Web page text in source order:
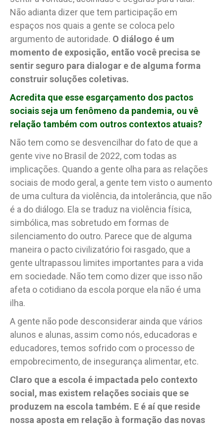
Não adianta dizer que tem participação em
espaços nos quais a gente se coloca pelo
argumento de autoridade. O diálogo é um
momento de exposição, então você precisa se
sentir seguro para dialogar e de alguma forma
construir soluções coletivas.
Acredita que esse esgarçamento dos pactos
sociais seja um fenômeno da pandemia, ou vê
relação também com outros contextos atuais?
Não tem como se desvencilhar do fato de que a
gente vive no Brasil de 2022, com todas as
implicações. Quando a gente olha para as relações
sociais de modo geral, a gente tem visto o aumento
de uma cultura da violência, da intolerância, que não
é a do diálogo. Ela se traduz na violência física,
simbólica, mas sobretudo em formas de
silenciamento do outro. Parece que de alguma
maneira o pacto civilizatório foi rasgado, que a
gente ultrapassou limites importantes para a vida
em sociedade. Não tem como dizer que isso não
afeta o cotidiano da escola porque ela não é uma
ilha.
A gente não pode desconsiderar ainda que vários
alunos e alunas, assim como nós, educadoras e
educadores, temos sofrido com o processo de
empobrecimento, de insegurança alimentar, etc.
Claro que a escola é impactada pelo contexto
social, mas existem relações sociais que se
produzem na escola também. E é aí que reside
nossa aposta em relação à formação das novas